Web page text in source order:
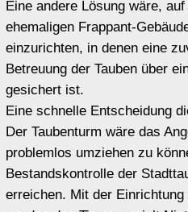
Video anzeigen
Beim Klicken werden Ihre Daten an
Google gesendet, der Cookies setzt
und Ihre Daten zur Personalisierung
von Werbung verwendet
Weltfriedenstag Berlin 29.08.2010
Ein Dokumentationsfilm von Judith Haman